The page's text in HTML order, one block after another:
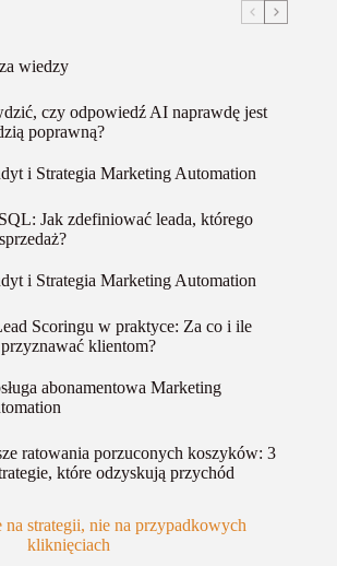
wiedzy
czy odpowiedź AI naprawdę jest
poprawną?
i Strategia Marketing Automation
Jak zdefiniować leada, którego
i Strategia Marketing Automation
Scoringu w praktyce: Za co i ile
klientom?
abonamentowa Marketing
ratowania porzuconych koszyków: 3
które odzyskują przychód
na strategii, nie na przypadkowych
kliknięciach